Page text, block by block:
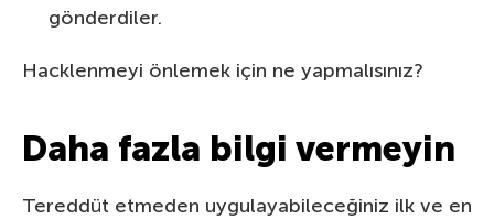
gönderdiler.
Hacklenmeyi önlemek için ne yapmalısınız?
Daha fazla bilgi vermeyin
Tereddüt etmeden uygulayabileceğiniz ilk ve en